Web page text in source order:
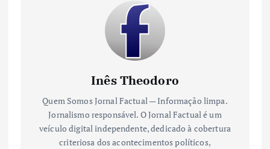
Inês Theodoro
Quem Somos Jornal Factual — Informação limpa.
Jornalismo responsável. O Jornal Factual é um
veículo digital independente, dedicado à cobertura
criteriosa dos acontecimentos políticos,